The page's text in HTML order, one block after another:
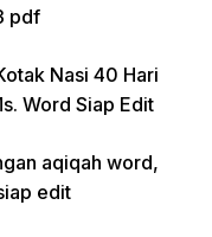
pdf
Nasi 40 Hari
Word Siap Edit
aqiqah word,
edit